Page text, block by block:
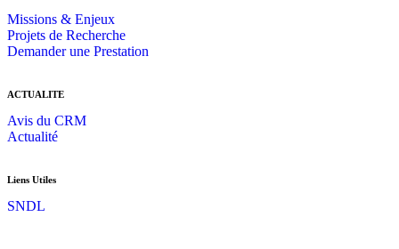
Missions & Enjeux
Projets de Recherche
Demander une Prestation
ACTUALITE
Avis du CRM
Actualité
Liens Utiles
SNDL